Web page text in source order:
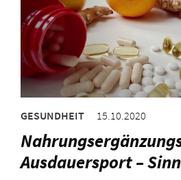
GESUNDHEIT 15.10.2020
Ausdauersport –